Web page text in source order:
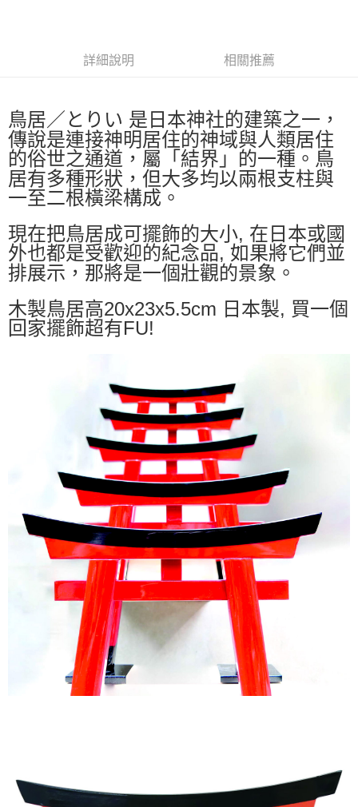
每筆NT$65，滿NT$999(含以上)免運費
每筆NT$65，滿NT$999(含以上)免運費
付款後7-11取貨
每筆NT$65，滿NT$999(含以上)免運費
宅配
詳細說明 相關推薦
鳥居／とりい 是日本神社的建築之一，
傳說是連接神明居住的神域與人類居住
的俗世之通道，屬「結界」的一種。鳥
居有多種形狀，但大多均以兩根支柱與
一至二根橫梁構成。
現在把鳥居成可擺飾的大小, 在日本或國
外也都是受歡迎的紀念品, 如果將它們並
排展示，那將是一個壯觀的景象。
木製鳥居高20x23x5.5cm 日本製, 買一個
回家擺飾超有FU!